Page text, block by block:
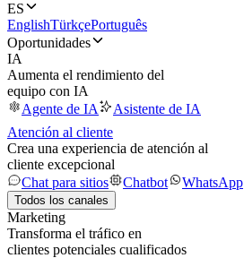
ES
EnglishTürkçePortuguês
Oportunidades
IA
Aumenta el rendimiento del
equipo con IA
Agente de IA
Asistente de IA
Atención al cliente
Crea una experiencia de atención al
cliente excepcional
Chat para sitios
Chatbot WhatsApp
Todos los canales
Marketing
Transforma el tráfico en
clientes potenciales cualificados